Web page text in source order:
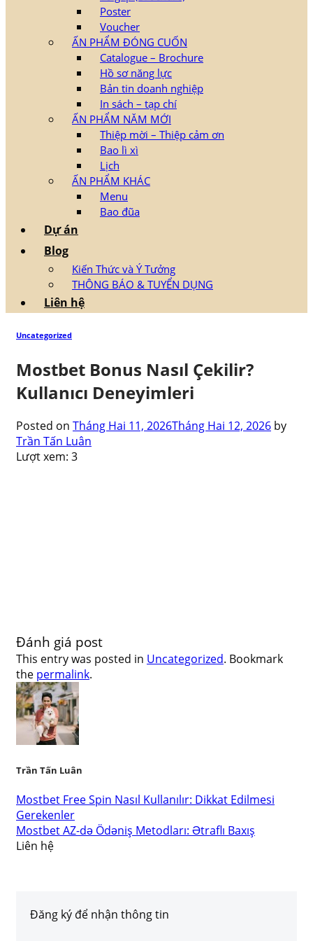
Poster
Voucher
ẤN PHẨM ĐÓNG CUỐN
Catalogue – Brochure
Hồ sơ năng lực
Bản tin doanh nghiệp
In sách – tạp chí
ẤN PHẨM NĂM MỚI
Thiệp mời – Thiệp cảm ơn
Bao lì xì
Lịch
ẤN PHẨM KHÁC
Menu
Bao đũa
Dự án
Blog
Kiến Thức và Ý Tưởng
THÔNG BÁO & TUYỂN DỤNG
Liên hệ
Uncategorized
Mostbet Bonus Nasıl Çekilir?
Kullanıcı Deneyimleri
Posted on Tháng Hai 11, 2026Tháng Hai 12, 2026 by
Trần Tấn Luân
Lượt xem: 3
Đánh giá post
This entry was posted in Uncategorized. Bookmark
the permalink.
Trần Tấn Luân
Mostbet Free Spin Nasıl Kullanılır: Dikkat Edilmesi
Gerekenler
Mostbet AZ-də Ödəniş Metodları: Ətraflı Baxış
Liên hệ
Đăng ký để nhận thông tin